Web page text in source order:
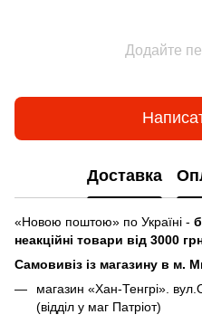
Додайте
Доставка
«Новою поштою» по Україні -
неакційні товари від 3000
Самовивіз із магазину в м.
магазин «Хан-Тенгрі».
(відділ у маг Патріот)